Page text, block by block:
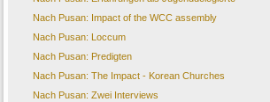
Nach Pusan: Impact of the WCC assembly
Nach Pusan: Loccum
Nach Pusan: Predigten
Nach Pusan: The Impact - Korean Churches
Nach Pusan: Zwei Interviews